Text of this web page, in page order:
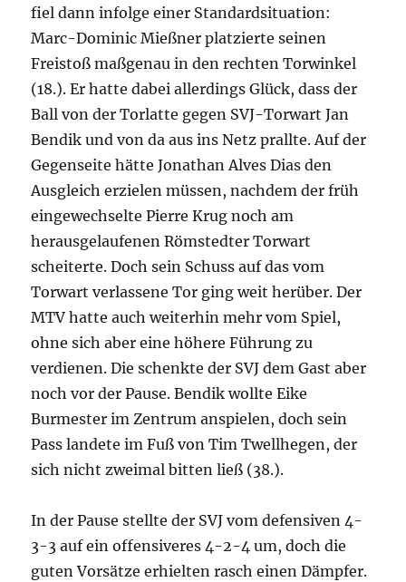
fiel dann infolge einer Standardsituation:
Marc-Dominic Mießner platzierte seinen
Freistoß maßgenau in den rechten Torwinkel
(18.). Er hatte dabei allerdings Glück, dass der
Ball von der Torlatte gegen SVJ-Torwart Jan
Bendik und von da aus ins Netz prallte. Auf der
Gegenseite hätte Jonathan Alves Dias den
Ausgleich erzielen müssen, nachdem der früh
eingewechselte Pierre Krug noch am
herausgelaufenen Römstedter Torwart
scheiterte. Doch sein Schuss auf das vom
Torwart verlassene Tor ging weit herüber. Der
MTV hatte auch weiterhin mehr vom Spiel,
ohne sich aber eine höhere Führung zu
verdienen. Die schenkte der SVJ dem Gast aber
noch vor der Pause. Bendik wollte Eike
Burmester im Zentrum anspielen, doch sein
Pass landete im Fuß von Tim Twellhegen, der
sich nicht zweimal bitten ließ (38.).
In der Pause stellte der SVJ vom defensiven 4-
3-3 auf ein offensiveres 4-2-4 um, doch die
guten Vorsätze erhielten rasch einen Dämpfer.